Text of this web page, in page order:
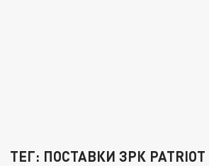
ТЕГ: ПОСТАВКИ ЗРК PATRIOT